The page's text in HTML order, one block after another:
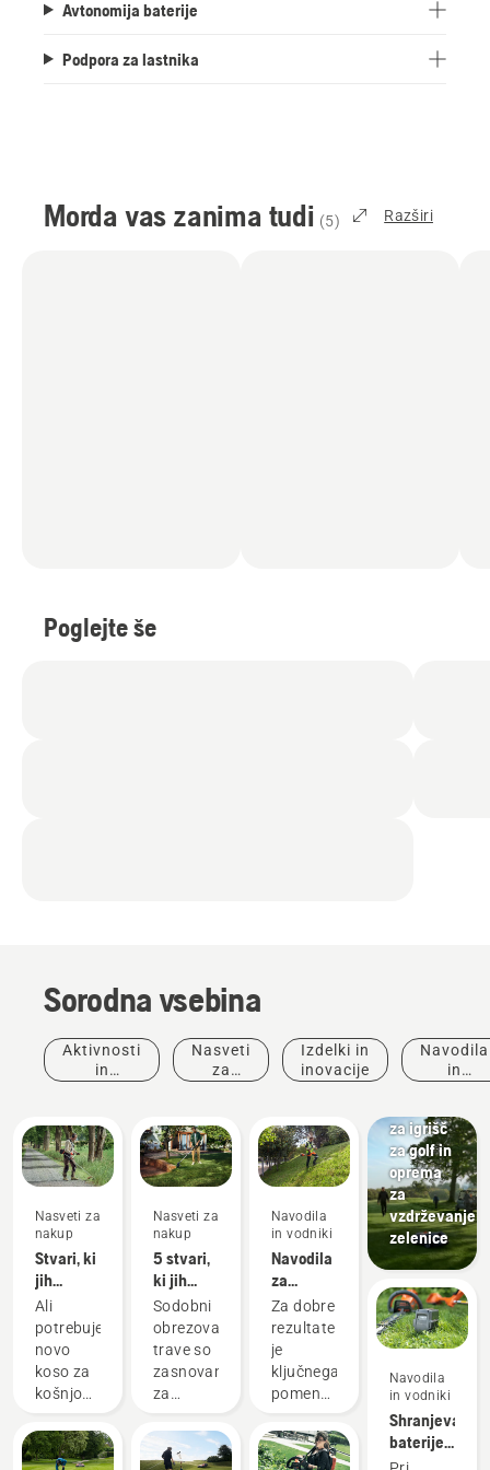
Avtonomija baterije
Podpora za lastnika
Morda vas zanima tudi (5) Razširi
Poglejte še
Sorodna vsebina
Aktivnosti
in
Nasveti
za
Izdelki in
inovacije
Navodila
in
Nasveti za
nakup
Stvari, ki
jih
morate
upoštevati
ob
nakupu
motorne
Ali
potrebujete
novo
koso za
košnjo
površine,
visoke
Nasveti za
nakup
5 stvari,
ki jih
morate
upoštevati
ob
nakupu
obrezovalnika
Sodobni
obrezovalniki
trave so
zasnovani
za
delovne
pogoje in
Navodila
in vodniki
Navodila
za
montažo
noža za
travo na
baterijsko
motorno
Za dobre
rezultate
je
ključnega
pomena
imate
ustrezno
Golf
igrišča
za igrišč
za golf in
oprema
za
vzdrževanje
zelenice
Navodila
in vodniki
Shranjevanje
baterije
Husqvarna